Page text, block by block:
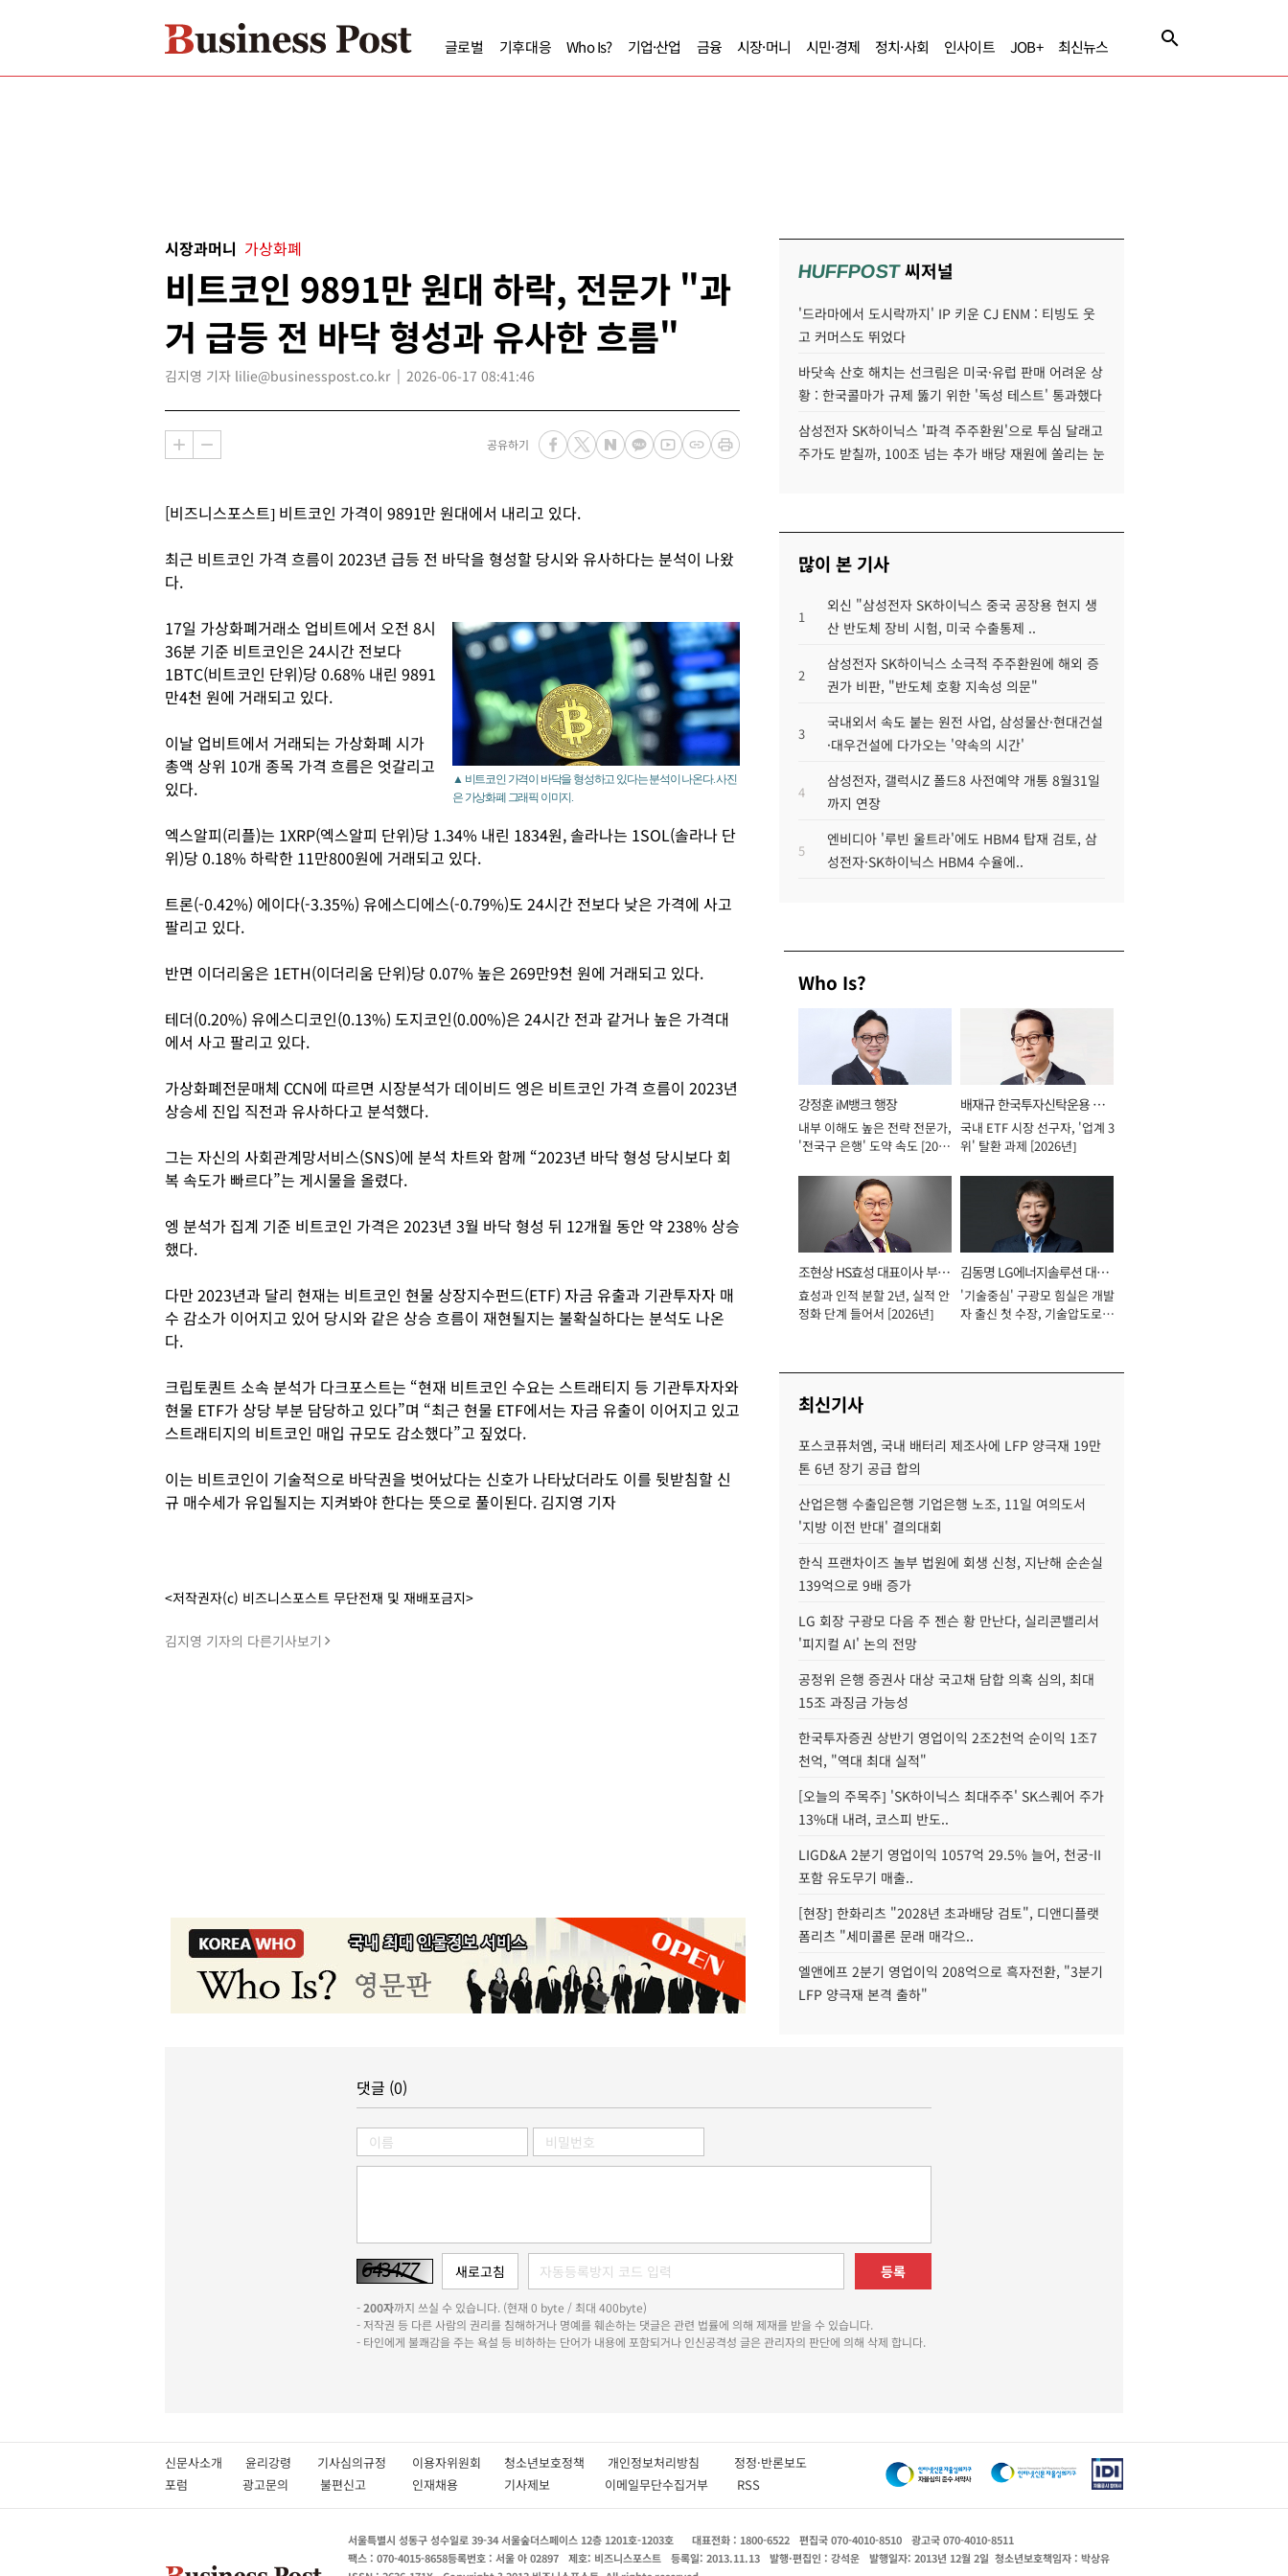
글로벌 기후대응 Who Is? 기업·산업 금융 시장·머니 시민·경제 정치·사회 인사이트 JOB+ 최신뉴스
시장과머니 가상화폐
비트코인 9891만 원대 하락, 전문가 "과
거 급등 전 바닥 형성과 유사한 흐름"
김지영 기자 lilie@businesspost.co.kr 2026-06-17 08:41:46
공유하기
[비즈니스포스트] 비트코인 가격이 9891만 원대에서 내리고 있다.
최근 비트코인 가격 흐름이 2023년 급등 전 바닥을 형성할 당시와 유사하다는 분석이 나왔
다.
▲ 비트코인 가격이 바닥을 형성하고 있다는 분석이 나온다. 사진
은 가상화폐 그래픽 이미지.
17일 가상화폐거래소 업비트에서 오전 8시
36분 기준 비트코인은 24시간 전보다
1BTC(비트코인 단위)당 0.68% 내린 9891
만4천 원에 거래되고 있다.
이날 업비트에서 거래되는 가상화폐 시가
총액 상위 10개 종목 가격 흐름은 엇갈리고
있다.
엑스알피(리플)는 1XRP(엑스알피 단위)당 1.34% 내린 1834원, 솔라나는 1SOL(솔라나 단
위)당 0.18% 하락한 11만800원에 거래되고 있다.
트론(-0.42%) 에이다(-3.35%) 유에스디에스(-0.79%)도 24시간 전보다 낮은 가격에 사고
팔리고 있다.
반면 이더리움은 1ETH(이더리움 단위)당 0.07% 높은 269만9천 원에 거래되고 있다.
테더(0.20%) 유에스디코인(0.13%) 도지코인(0.00%)은 24시간 전과 같거나 높은 가격대
에서 사고 팔리고 있다.
가상화폐전문매체 CCN에 따르면 시장분석가 데이비드 엥은 비트코인 가격 흐름이 2023년
상승세 진입 직전과 유사하다고 분석했다.
그는 자신의 사회관계망서비스(SNS)에 분석 차트와 함께 “2023년 바닥 형성 당시보다 회
복 속도가 빠르다”는 게시물을 올렸다.
엥 분석가 집계 기준 비트코인 가격은 2023년 3월 바닥 형성 뒤 12개월 동안 약 238% 상승
했다.
다만 2023년과 달리 현재는 비트코인 현물 상장지수펀드(ETF) 자금 유출과 기관투자자 매
수 감소가 이어지고 있어 당시와 같은 상승 흐름이 재현될지는 불확실하다는 분석도 나온
다.
크립토퀀트 소속 분석가 다크포스트는 “현재 비트코인 수요는 스트래티지 등 기관투자자와
현물 ETF가 상당 부분 담당하고 있다”며 “최근 현물 ETF에서는 자금 유출이 이어지고 있고
스트래티지의 비트코인 매입 규모도 감소했다”고 짚었다.
이는 비트코인이 기술적으로 바닥권을 벗어났다는 신호가 나타났더라도 이를 뒷받침할 신
규 매수세가 유입될지는 지켜봐야 한다는 뜻으로 풀이된다. 김지영 기자
<저작권자(c) 비즈니스포스트 무단전재 및 재배포금지>
김지영 기자의 다른기사보기
HUFFPOST씨저널
'드라마에서 도시락까지' IP 키운 CJ ENM : 티빙도 웃
고 커머스도 뛰었다
바닷속 산호 해치는 선크림은 미국·유럽 판매 어려운 상
황 : 한국콜마가 규제 뚫기 위한 '독성 테스트' 통과했다
삼성전자 SK하이닉스 '파격 주주환원'으로 투심 달래고
주가도 받칠까, 100조 넘는 추가 배당 재원에 쏠리는 눈
많이 본 기사
1
외신 "삼성전자 SK하이닉스 중국 공장용 현지 생
산 반도체 장비 시험, 미국 수출통제 ..
2
삼성전자 SK하이닉스 소극적 주주환원에 해외 증
권가 비판, "반도체 호황 지속성 의문"
3
국내외서 속도 붙는 원전 사업, 삼성물산·현대건설
·대우건설에 다가오는 '약속의 시간'
4
삼성전자, 갤럭시Z 폴드8 사전예약 개통 8월31일
까지 연장
5
엔비디아 '루빈 울트라'에도 HBM4 탑재 검토, 삼
성전자·SK하이닉스 HBM4 수율에..
Who Is?
강정훈 iM뱅크 행장
내부 이해도 높은 전략 전문가,
'전국구 은행' 도약 속도 [2026
배재규 한국투자신탁운용 대
표이사 사장
국내 ETF 시장 선구자, '업계 3
위' 탈환 과제 [2026년]
조현상 HS효성 대표이사 부회
장
효성과 인적 분할 2년, 실적 안
정화 단계 들어서 [2026년]
김동명 LG에너지솔루션 대표
이사 사장
'기술중심' 구광모 힘실은 개발
자 출신 첫 수장, 기술압도로
최신기사
포스코퓨처엠, 국내 배터리 제조사에 LFP 양극재 19만
톤 6년 장기 공급 합의
산업은행 수출입은행 기업은행 노조, 11일 여의도서
'지방 이전 반대' 결의대회
한식 프랜차이즈 놀부 법원에 회생 신청, 지난해 순손실
139억으로 9배 증가
LG 회장 구광모 다음 주 젠슨 황 만난다, 실리콘밸리서
'피지컬 AI' 논의 전망
공정위 은행 증권사 대상 국고채 담합 의혹 심의, 최대
15조 과징금 가능성
한국투자증권 상반기 영업이익 2조2천억 순이익 1조7
천억, "역대 최대 실적"
[오늘의 주목주] 'SK하이닉스 최대주주' SK스퀘어 주가
13%대 내려, 코스피 반도..
LIGD&A 2분기 영업이익 1057억 29.5% 늘어, 천궁-II
포함 유도무기 매출..
[현장] 한화리츠 "2028년 초과배당 검토", 디앤디플랫
폼리츠 "세미콜론 문래 매각으..
엘앤에프 2분기 영업이익 208억으로 흑자전환, "3분기
LFP 양극재 본격 출하"
댓글 (0)
등록
-200자까지 쓰실 수 있습니다. (현재 0 byte / 최대 400byte)
- 저작권 등 다른 사람의 권리를 침해하거나 명예를 훼손하는 댓글은 관련 법률에 의해 제재를 받을 수 있습니다.
- 타인에게 불쾌감을 주는 욕설 등 비하하는 단어가 내용에 포함되거나 인신공격성 글은 관리자의 판단에 의해 삭제 합니다.
신문사소개 윤리강령 기사심의규정 이용자위원회 청소년보호정책 개인정보처리방침 정정·반론보도
포럼
광고문의 불편신고 인재채용 기사제보 이메일무단수집거부 RSS
서울특별시 성동구 성수일로 39-34 서울숲더스페이스 12층 1201호-1203호 대표전화 : 1800-6522 편집국 070-4010-8510
광고국 070-4010-8511
팩스 : 070-4015-8658등록번호 : 서울 아 02897 제호: 비즈니스포스트 등록일: 2013.11.13 발행·편집인 : 강석운 발행일자: 2013년 12월 2일 청소년보호책임자 : 박상유